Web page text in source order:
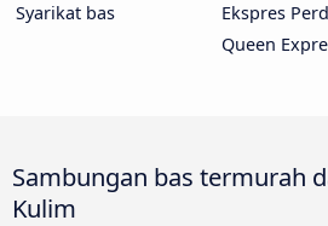
Syarikat bas
Ekspres
Queen
Sambungan bas termurah
Kulim